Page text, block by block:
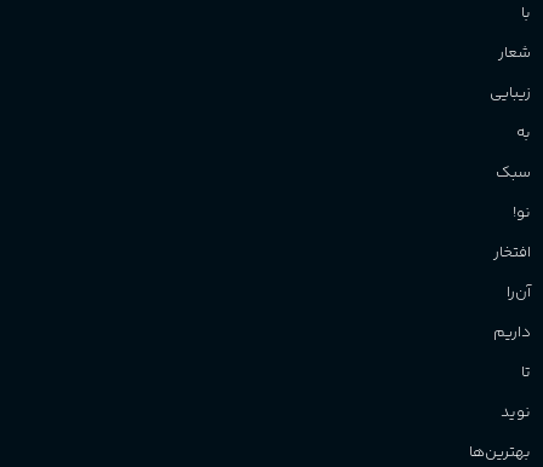
با
شعار
زیبایی
به
سبک
نو!
افتخار
آن‌را
داریم
تا
نوید
بهترین‌ها